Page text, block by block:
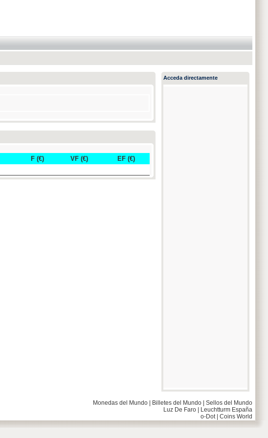
F (€) VF (€) EF (€)
Acceda directamente
Monedas del Mundo Billetes del Mundo
Sellos del Mundo
Luz De Faro
Leuchtturm España
o-Dot| Coins World